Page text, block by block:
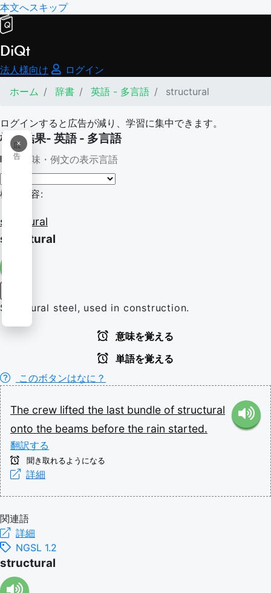
本文へスキップ
DiQt
法人様向け
ログイン
ホーム
辞書 英語 - 多言語 structural
ログインすると広告が減り、学習に集中できます。
×
広
告
検索結果- 英語 - 多言語
意味・例文の表示言語
検索内容:
structural
structural
Structural steel, used in construction.
意味を覚える
単語を覚える
このボタンはなに？
The crew lifted the last bundle of structural
onto the beams before the rain started.
翻訳する
聞き取れるようになる
詳細
関連語
詳細
NGSL 1.2
structural